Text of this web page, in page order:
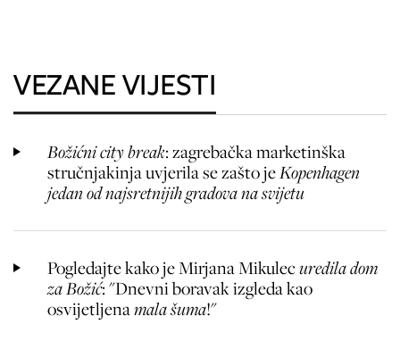
VEZANE VIJESTI
Božićni city break: zagrebačka marketinška
stručnjakinja uvjerila se zašto jeKopenhagen
jedan od najsretnijih gradova na svijetu
Pogledajte kako je Mirjana Mikulecuredila dom
za Božić: "Dnevni boravak izgleda kao
osvijetljenamala šuma!"